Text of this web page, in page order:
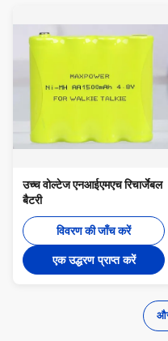
उच्च वोल्टेज एनआईएमएच रिचार्जेबल
बैटरी
विवरण की जाँच करें
एक उद्धरण प्राप्त करें